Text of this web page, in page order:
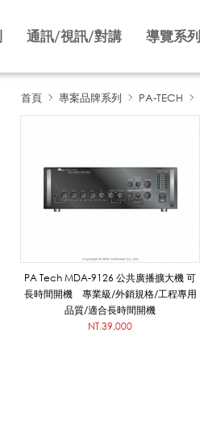
通訊/視訊/對講 導覽系列
首頁 專案品牌系列 PA-TECH
A
PA Tech MDA-9126 公共廣播擴大機 可
長時間開機 專業級/外銷規格/工程專用
品質/適合長時間開機
NT.39,000